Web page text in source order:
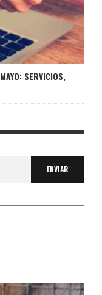
SERVICIOS,